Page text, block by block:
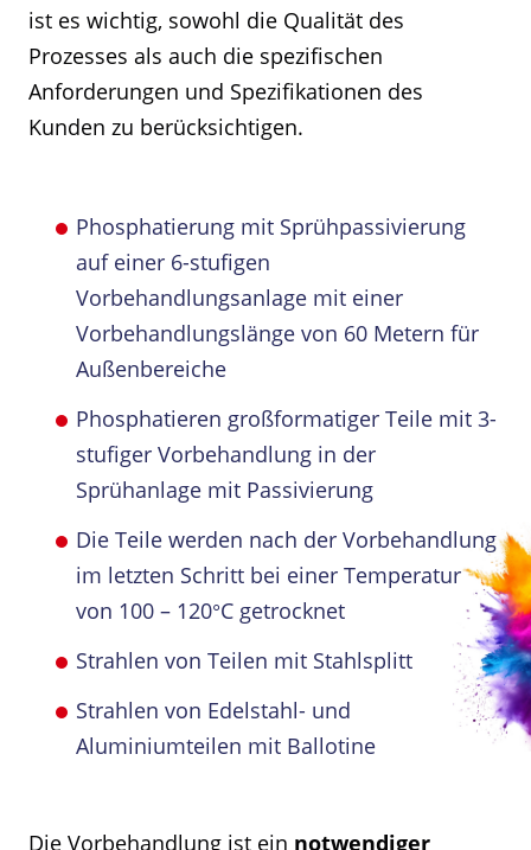
ist es wichtig, sowohl die Qualität des
Prozesses als auch die spezifischen
Anforderungen und Spezifikationen des
Kunden zu berücksichtigen.
Phosphatierung mit Sprühpassivierung
auf einer 6-stufigen
Vorbehandlungsanlage mit einer
Vorbehandlungslänge von 60 Metern für
Außenbereiche
Phosphatieren großformatiger Teile mit 3-
stufiger Vorbehandlung in der
Sprühanlage mit Passivierung
Die Teile werden nach der Vorbehandlung
im letzten Schritt bei einer Temperatur
von 100 – 120°C getrocknet
Strahlen von Teilen mit Stahlsplitt
Strahlen von Edelstahl- und
Aluminiumteilen mit Ballotine
Die Vorbehandlung ist ein notwendiger